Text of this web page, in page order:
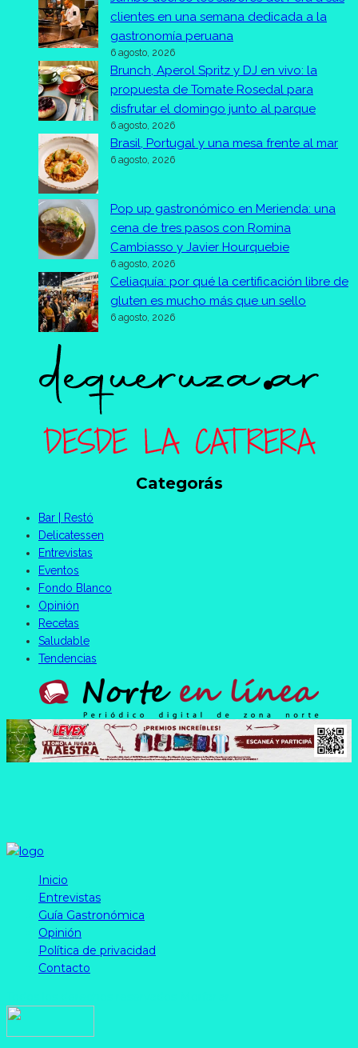
clientes en una semana dedicada a la
gastronomía peruana
6 agosto, 2026
Brunch, Aperol Spritz y DJ en vivo: la
propuesta de Tomate Rosedal para
disfrutar el domingo junto al parque
6 agosto, 2026
Brasil, Portugal y una mesa frente al mar
6 agosto, 2026
Pop up gastronómico en Merienda: una
cena de tres pasos con Romina
Cambiasso y Javier Hourquebie
6 agosto, 2026
Celiaquía: por qué la certificación libre de
gluten es mucho más que un sello
6 agosto, 2026
Categorás
Bar | Restó
Delicatessen
Entrevistas
Eventos
Fondo Blanco
Opinión
Recetas
Saludable
Tendencias
Inicio
Entrevistas
Guía Gastronómica
Opinión
Política de privacidad
Contacto